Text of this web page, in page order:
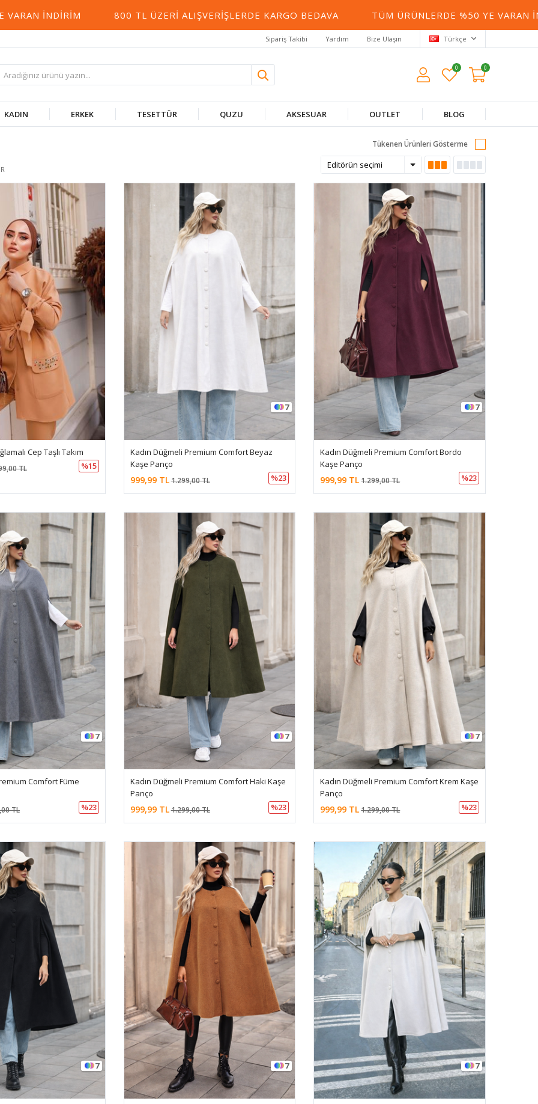
800 TL ÜZERI ALIŞVERIŞLERDE KARGO BEDAVA TÜM ÜRÜNLERDE %50 YE VARAN İNDIRIM
Sipariş Takibi Yardım Bize Ulaşın Türkçe
0 0
KADIN ERKEK TESETTÜR QUZU AKSESUAR OUTLET BLOG
Tükenen Ürünleri Gösterme
Cep Taşlı Takım
TL %15
7
Kadın Düğmeli Premium Comfort Beyaz
Kaşe Panço
999,99 TL1.299,00 TL %23
7
Kadın Düğmeli Premium Comfort Bordo
Kaşe Panço
999,99 TL1.299,00 TL %23
7
Comfort Füme
TL %23
7
Kadın Düğmeli Premium Comfort Haki Kaşe
Panço
999,99 TL1.299,00 TL %23
7
Kadın Düğmeli Premium Comfort Krem Kaşe
Panço
999,99 TL1.299,00 TL %23
7 7 7